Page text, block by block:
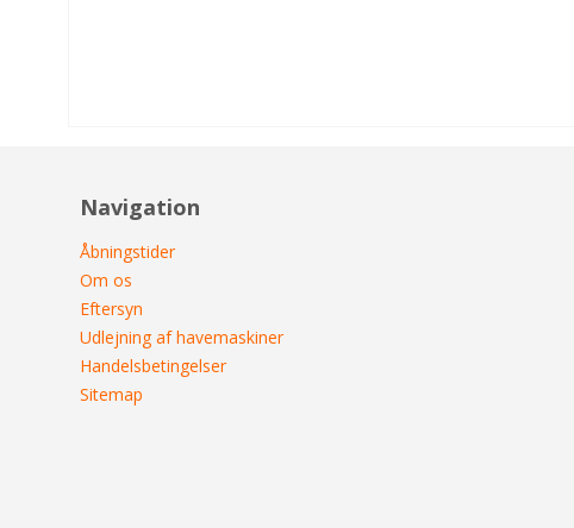
Navigation
Åbningstider
Om os
Eftersyn
Udlejning af havemaskiner
Handelsbetingelser
Sitemap